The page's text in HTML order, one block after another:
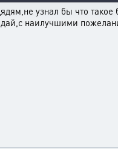
узнал бы что
наилучшими